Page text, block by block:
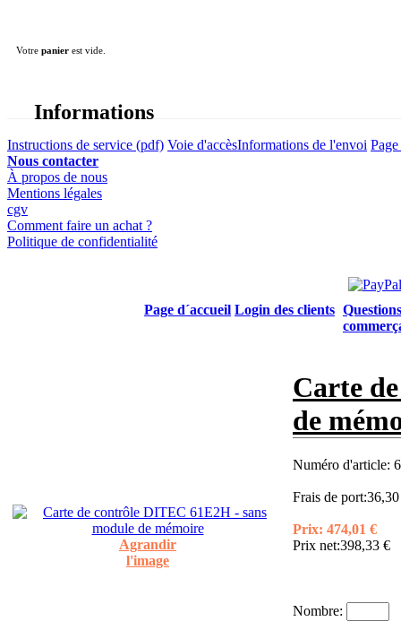
Votre panier est vide.
Informations
Instructions de service (pdf) Voie d'accèsInformations de l'envoi
Nous contacter
À propos de nous
Mentions légales
cgv
Comment faire un achat ?
Politique de confidentialité
Page d´accueil Login des clients
Agrandir
l'image
Carte
de
Numéro d'article:
Frais de port:
Prix: 474,01 €
Prix net:398,33 €
Nombre: